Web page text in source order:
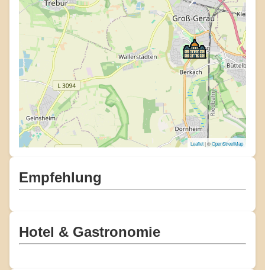
Leaflet| ©OpenStreetMap
Empfehlung
Hotel & Gastronomie